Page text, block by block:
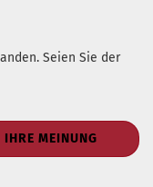
Seien Sie der
IHRE MEINUNG